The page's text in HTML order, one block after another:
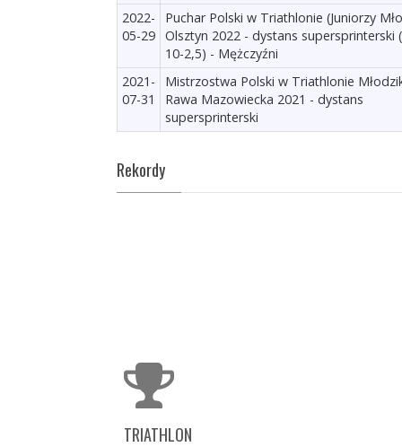
2022-
05-29
Puchar Polski w Triathlonie (Juniorzy
Olsztyn 2022 - dystans supersprinterski
10-2,5) - Mężczyźni
2021-
07-31
Mistrzostwa Polski w Triathlonie
Rawa Mazowiecka 2021 - dystans
supersprinterski
Rekordy
TRIATHLON